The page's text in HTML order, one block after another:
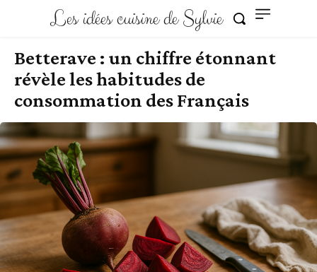
Les idées cuisine de Sylvie
Betterave : un chiffre étonnant
révèle les habitudes de
consommation des Français